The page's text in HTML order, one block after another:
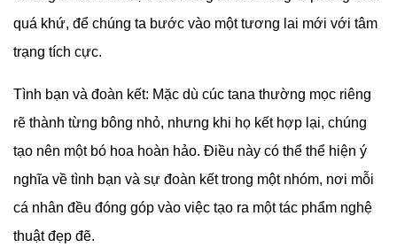
khôi, trở thành biểu tượng của sự trong trắng, thuần khiết
và sáng sủa. Chúng thường thấy trong các buổi cầu hôn
Niềm hy vọng và sự thay đổi tích cực: Cúc tana thường
được coi là biểu tượng của niềm hy vọng và sự thay đổi
tích cực trong cuộc sống. Bó hoa này thường được tặng
trong các dịp đặc biệt như sinh nhật, tốt nghiệp, hoặc bất
kỳ sự kiện nào đánh dấu một bước ngoặt tích cực trong